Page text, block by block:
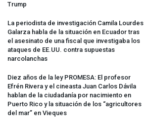
Trump
La periodista de investigación Camila Lourdes
Galarza habla de la situación en Ecuador tras
el asesinato de una fiscal que investigaba los
ataques de EE.UU. contra supuestas
narcolanchas
Diez años de la ley PROMESA: El profesor
Efrén Rivera y el cineasta Juan Carlos Dávila
hablan de la ciudadanía por nacimiento en
Puerto Rico y la situación de los “agricultores
del mar” en Vieques